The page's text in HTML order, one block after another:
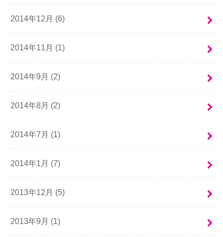
2014年12月 (6)
2014年11月 (1)
2014年9月 (2)
2014年8月 (2)
2014年7月 (1)
2014年1月 (7)
2013年12月 (5)
2013年9月 (1)